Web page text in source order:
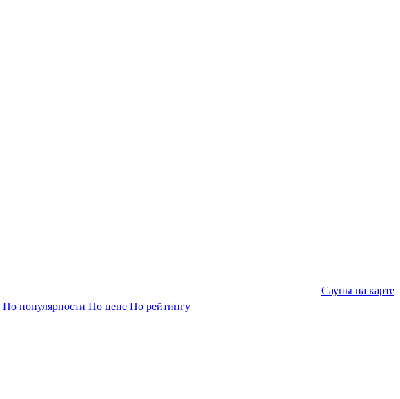
Сауны на карте
По популярности По цене По рейтингу